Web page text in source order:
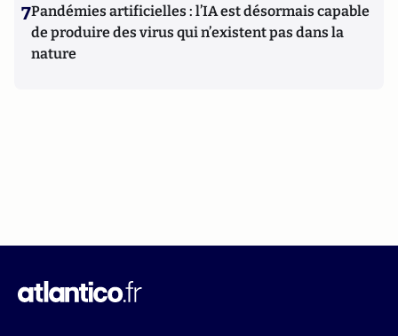
7Pandémies artificielles : l’IA est désormais capable
de produire des virus qui n’existent pas dans la
nature